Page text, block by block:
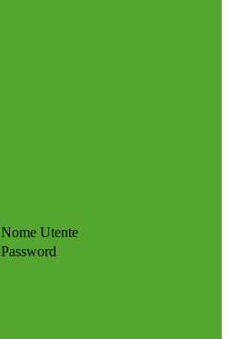
Nome Utente
Password